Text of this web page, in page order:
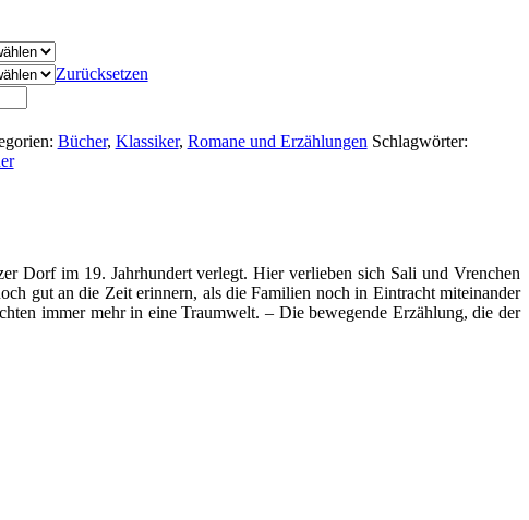
Zurücksetzen
Bücher, Klassiker, Romane und Erzählungen Schlagwörter:
Dorf im 19. Jahrhundert verlegt. Hier verlieben sich Sali und Vrenchen
gut an die Zeit erinnern, als die Familien noch in Eintracht miteinander
immer mehr in eine Traumwelt. – Die bewegende Erzählung, die der